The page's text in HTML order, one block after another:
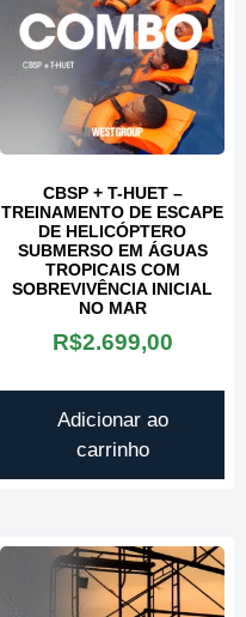
CBSP + T-HUET –
TREINAMENTO DE ESCAPE
DE HELICÓPTERO
SUBMERSO EM ÁGUAS
TROPICAIS COM
SOBREVIVÊNCIA INICIAL
NO MAR
R$2.699,00
Adicionar ao
carrinho